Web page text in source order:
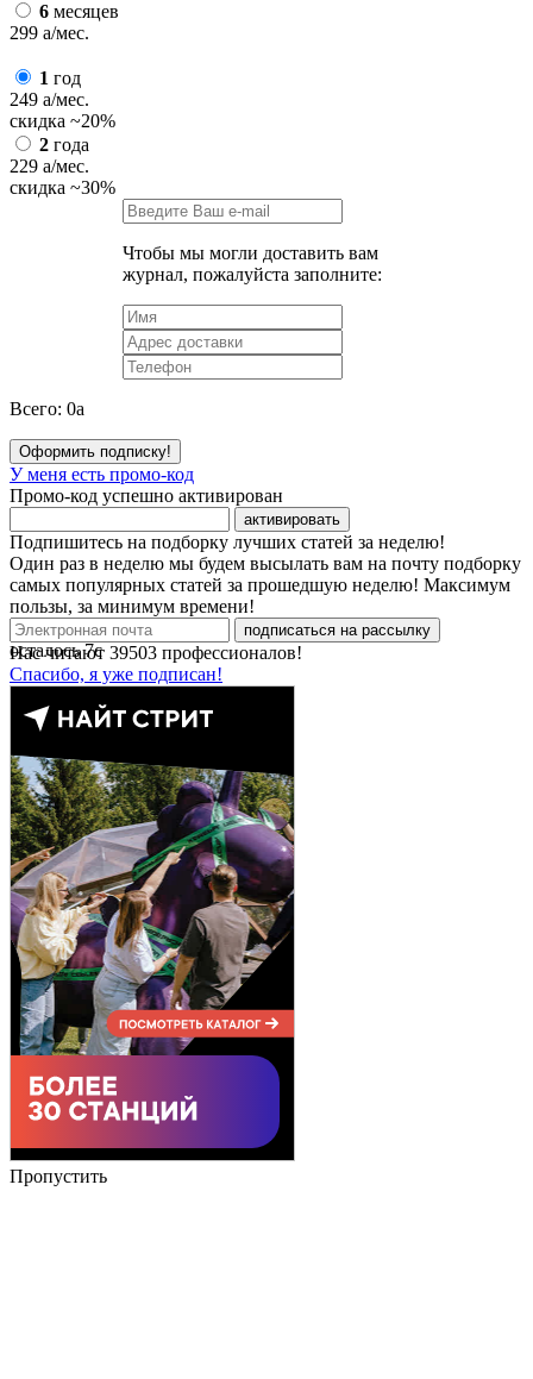
6 месяцев
299 a/мес.
1 год
249 a/мес.
скидка ~20%
2 года
229 a/мес.
скидка ~30%
Чтобы мы могли доставить вам
журнал, пожалуйста заполните:
Всего: 0a
Оформить подписку!
У меня есть промо-код
Промо-код успешно активирован
активировать
Подпишитесь на подборку лучших статей за неделю!
Один раз в неделю мы будем высылать вам на почту подборку
самых популярных статей за прошедшую неделю! Максимум
пользы, за минимум времени!
подписаться на рассылку
Нас читают 39503 профессионалов!
Спасибо, я уже подписан!
осталось7с
Пропустить